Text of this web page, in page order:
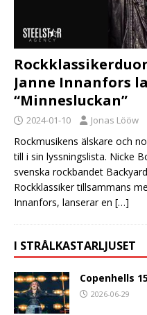
Janne Innanfors
“Minnesluckan”
2024-01-10 Jonas Lööw
Rockmusikens älskare och
till i sin lyssningslista. Nicke
svenska rockbandet
Rockklassiker tillsammans
Innanfors, lanserar en […]
I STRÅLKASTARLJUSET
Copenhells
2026-06-29